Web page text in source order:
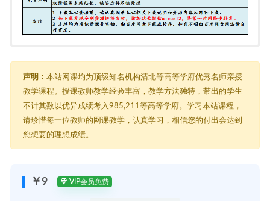
├─ 初中化学解题技巧.pdf
├─ 初中历史材料解析题解题技巧.pdf
├─ 初中政治解题技巧.pdf
├─ 初中数学解题技巧.pdf
├─ 初中物理解题技巧大全.pdf
├─ 初中生物做题技巧.pdf
声明： 本站网课均为顶级知名机构清北等高等学府优秀名师亲授
教学课程。授课教师教学经验丰富，教学方法独特，带出的学生
不计其数以优异成绩考入985,211等高等学府。学习本站课程，
请珍惜每一位教师的网课教学，认真学习，相信您的付出会达到
您想要的理想成绩。
￥9 VIP会员免费